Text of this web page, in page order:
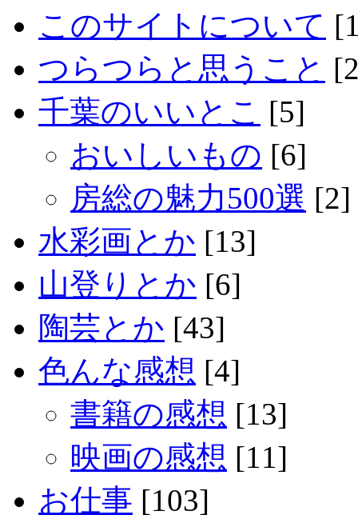
このサイトについて
つらつらと思うこと
千葉のいいとこ [5]
おいしいもの [6]
房総の魅力500選 [2]
水彩画とか [13]
山登りとか [6]
陶芸とか [43]
色んな感想 [4]
書籍の感想 [13]
映画の感想 [11]
お仕事 [103]